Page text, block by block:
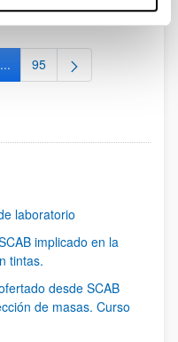
...Páginas intermedias Use TAB
Página
95
laboratorio
implicado en la
tintas.
desde SCAB
de masas. Curso